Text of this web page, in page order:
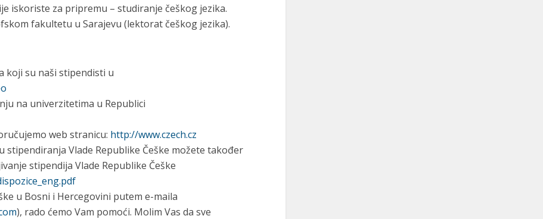
iskoriste za pripremu – studiranje češkog jezika.
fakultetu u Sarajevu (lektorat češkog jezika).
koji su naši stipendisti u
na univerzitetima u Republici
web stranicu: http://www.czech.cz
Vlade Republike Češke možete također
stipendija Vlade Republike Češke
u Bosni i Hercegovini putem e-maila
), rado ćemo Vam pomoći. Molim Vas da sve